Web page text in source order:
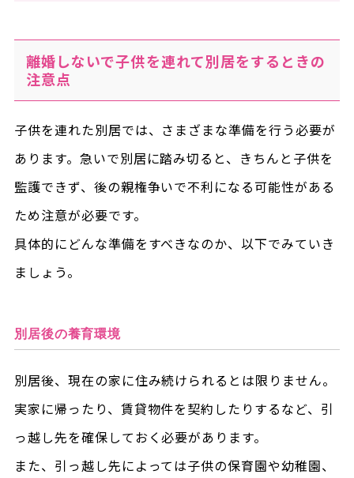
離婚しないで子供を連れて別居をするときの
注意点
子供を連れた別居では、さまざまな準備を行う必要が
あります。急いで別居に踏み切ると、きちんと子供を
監護できず、後の親権争いで不利になる可能性がある
ため注意が必要です。
具体的にどんな準備をすべきなのか、以下でみていき
ましょう。
別居後の養育環境
別居後、現在の家に住み続けられるとは限りません。
実家に帰ったり、賃貸物件を契約したりするなど、引
っ越し先を確保しておく必要があります。
また、引っ越し先によっては子供の保育園や幼稚園、